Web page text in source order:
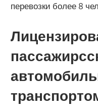
перевозки более 8